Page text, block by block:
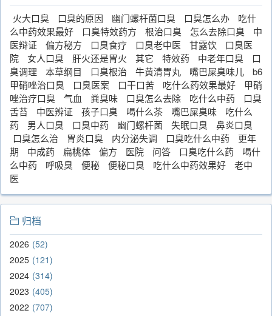
火大口臭 口臭的原因 幽门螺杆菌口臭 口臭怎么办
吃什
么中药效果最好
口臭特效药方 根治口臭 怎么去除口臭
中
医辩证
偏方秘方 口臭食疗 口臭老中医 甘露饮
口臭医
院
女人口臭 肝火还是胃火 其它 特效药 中老年口臭
口
臭调理
本草纲目 口臭根治 牛黄清胃丸 嘴巴屎臭味儿
b6
甲硝唑治口臭
口臭医案 口干口苦 吃什么药效果最好
甲硝
唑治疗口臭
气血 粪臭味 口臭怎么去除 吃什么中药
口臭
舌苔
中医辨证 孩子口臭 喝什么茶 嘴巴屎臭味
吃什么
药
男人口臭 口臭中药 幽门螺杆菌 失眠口臭
鼻炎口臭
口臭怎么治
胃炎口臭 内分泌失调 口臭吃什么中药
更年
期
中成药 扁桃体 偏方 医院 问答 口臭吃什么药
喝什
么中药
呼吸臭 便秘 便秘口臭 吃什么中药效果好
老中
医
归档
2026 52
2025 121
2024 314
2023 405
2022 707